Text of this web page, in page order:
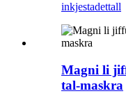
inkjestadettall
Magni li
tal-maskra